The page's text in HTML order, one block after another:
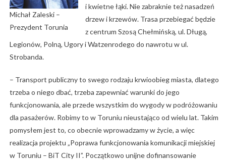
Michał Zaleski –
Prezydent Torunia
i kwietne łąki. Nie zabraknie też nasadzeń
drzew i krzewów. Trasa przebiegać będzie
z centrum Szosą Chełmińską, ul. Długą,
Legionów, Polną, Ugory i Watzenrodego do nawrotu w ul.
Strobanda.
– Transport publiczny to swego rodzaju krwioobieg miasta, dlatego
trzeba o niego dbać, trzeba zapewniać warunki do jego
funkcjonowania, ale przede wszystkim do wygody w podróżowaniu
dla pasażerów. Robimy to w Toruniu nieustająco od wielu lat. Takim
pomysłem jest to, co obecnie wprowadzamy w życie, a więc
realizacja projektu „Poprawa funkcjonowania komunikacji miejskiej
w Toruniu – BiT City II”. Początkowo unijne dofinansowanie